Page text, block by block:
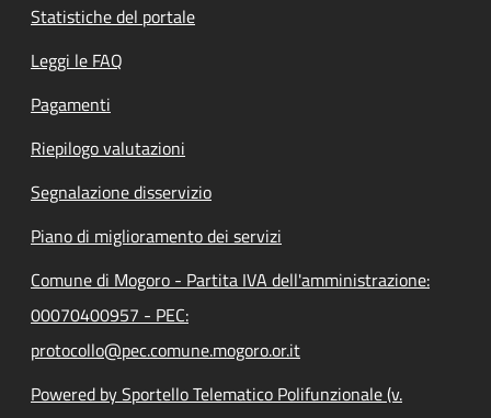
Statistiche del portale
Leggi le FAQ
Pagamenti
Riepilogo valutazioni
Segnalazione disservizio
Piano di miglioramento dei servizi
Comune di Mogoro - Partita IVA dell'amministrazione:
00070400957 - PEC:
protocollo@pec.comune.mogoro.or.it
Powered by Sportello Telematico Polifunzionale (v.